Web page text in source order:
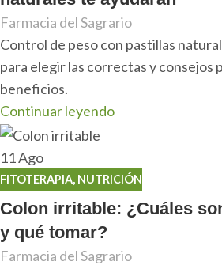
Farmacia del Sagrario
Control de peso con pastillas
para elegir las correctas y consejos
beneficios.
Continuar leyendo
11Ago
FITOTERAPIA, NUTRICIÓN
Colon irritable: ¿Cuáles
y qué tomar?
Farmacia del Sagrario